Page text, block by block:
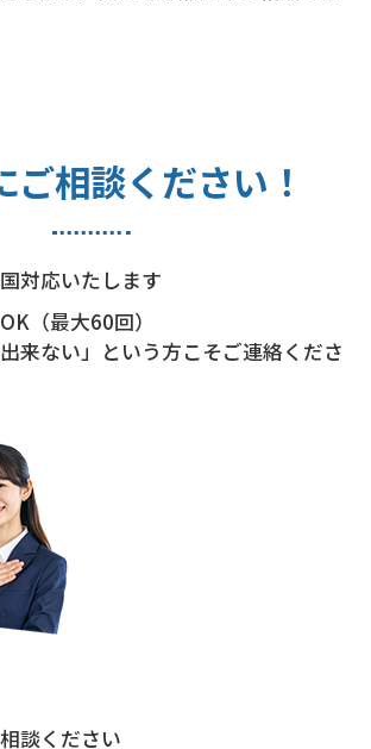
ご相談ください！
対応いたします
（最大60回）
来ない」という方こそご連絡くださ
談ください